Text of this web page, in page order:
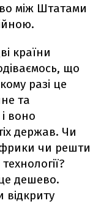
між Штатами
країни
що
разі це
та
воно
держав. Чи
чи решти
дешево.